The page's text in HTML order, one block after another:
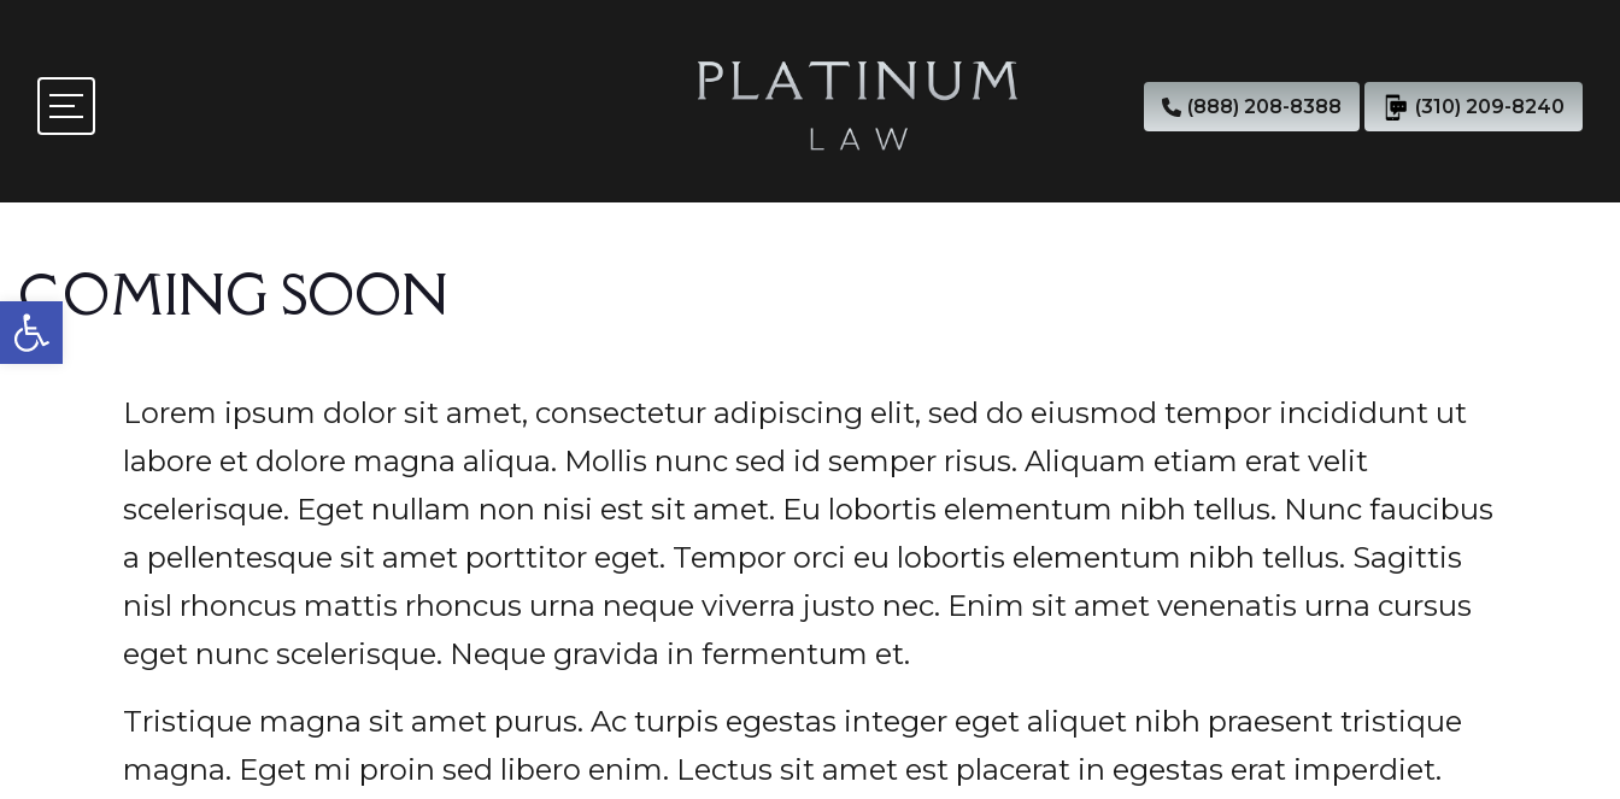
(888) 208-8388 (310) 209-8240
COMING SOON
Lorem ipsum dolor sit amet, consectetur adipiscing elit, sed do eiusmod tempor incididunt ut
labore et dolore magna aliqua. Mollis nunc sed id semper risus. Aliquam etiam erat velit
scelerisque. Eget nullam non nisi est sit amet. Eu lobortis elementum nibh tellus. Nunc faucibus
a pellentesque sit amet porttitor eget. Tempor orci eu lobortis elementum nibh tellus. Sagittis
nisl rhoncus mattis rhoncus urna neque viverra justo nec. Enim sit amet venenatis urna cursus
eget nunc scelerisque. Neque gravida in fermentum et.
Tristique magna sit amet purus. Ac turpis egestas integer eget aliquet nibh praesent tristique
magna. Eget mi proin sed libero enim. Lectus sit amet est placerat in egestas erat imperdiet.
Open toolbar